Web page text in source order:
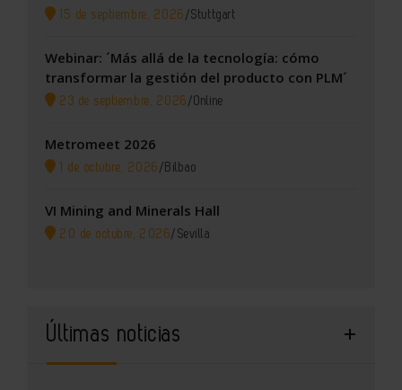
15 de septiembre, 2026 /Stuttgart
Webinar: ´Más allá de la tecnología: cómo
transformar la gestión del producto con PLM´
23 de septiembre, 2026 /Online
Metromeet 2026
1 de octubre, 2026 / Bilbao
VI Mining and Minerals Hall
20 de octubre, 2026/ Sevilla
Últimas noticias